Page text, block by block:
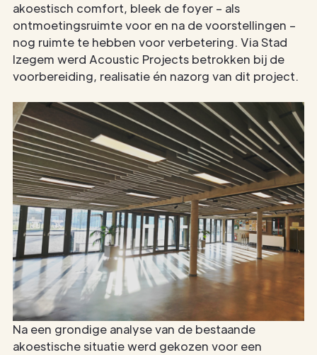
akoestisch comfort, bleek de foyer – als
ontmoetingsruimte voor en na de voorstellingen –
nog ruimte te hebben voor verbetering. Via Stad
Izegem werd Acoustic Projects betrokken bij de
voorbereiding, realisatie én nazorg van dit project.
Na een grondige analyse van de bestaande
akoestische situatie werd gekozen voor een